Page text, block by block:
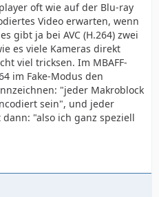
oft wie auf der Blu-ray
Video erwarten, wenn
gibt ja bei AVC (H.264) zwei
es viele Kameras direkt
viel tricksen. Im MBAFF-
im Fake-Modus den
"jeder Makroblock
sein", und jeder
"also ich ganz speziell